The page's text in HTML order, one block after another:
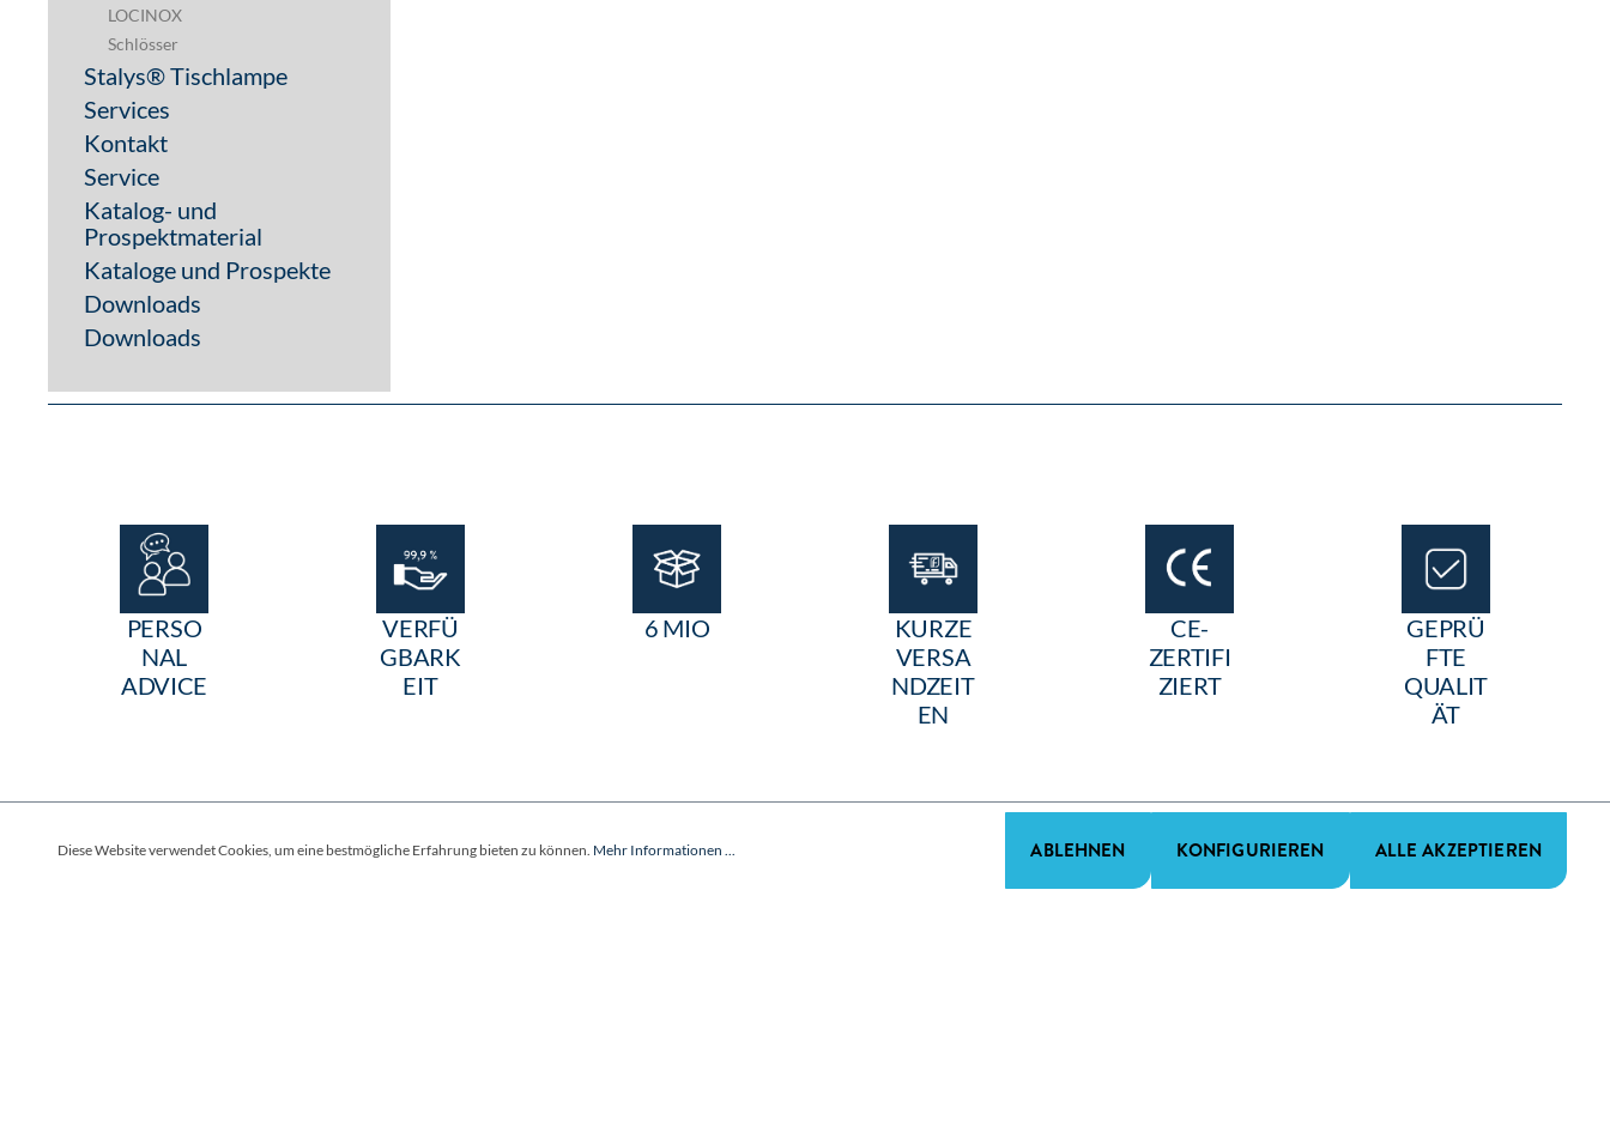
LOCINOX
Schlösser
Stalys® Tischlampe
Services
Kontakt
Service
Katalog- und
Prospektmaterial
Kataloge und Prospekte
Downloads
Downloads
PERSO
NAL
ADVICE
VERFÜ
GBARK
EIT
6 MIO
KURZE
VERSA
NDZEIT
EN
CE-
ZERTIFI
ZIERT
GEPRÜ
FTE
QUALIT
ÄT
Wir sind Partner der Fachbetriebe, Architekten und Planer.
Diese Website verwendet Cookies, um eine bestmögliche Erfahrung bieten zu können. Mehr Informationen ... ABLEHNEN KONFIGURIEREN ALLE AKZEPTIEREN